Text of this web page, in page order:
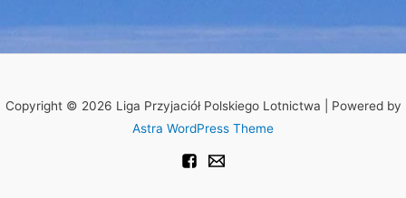
Copyright © 2026 Liga Przyjaciół Polskiego Lotnictwa | Powered by
Astra WordPress Theme